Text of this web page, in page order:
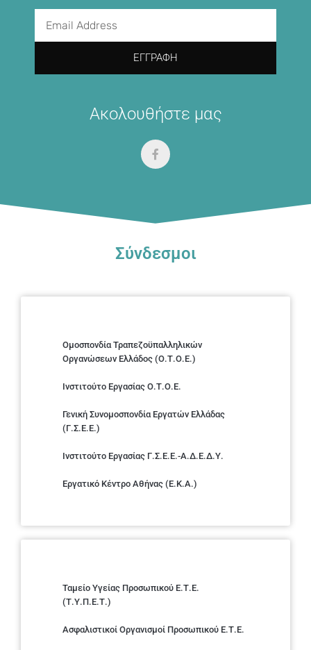
ΕΓΓΡΑΦΉ
Ακολουθήστε μας
Σύνδεσμοι
Ομοσπονδία Τραπεζοϋπαλληλικών
Οργανώσεων Ελλάδος (Ο.Τ.Ο.Ε.)
Ινστιτούτο Εργασίας Ο.Τ.Ο.Ε.
Γενική Συνομοσπονδία Εργατών Ελλάδας
(Γ.Σ.Ε.Ε.)
Ινστιτούτο Εργασίας Γ.Σ.Ε.Ε.-Α.Δ.Ε.Δ.Υ.
Εργατικό Κέντρο Αθήνας (Ε.Κ.Α.)
Ταμείο Υγείας Προσωπικού Ε.Τ.Ε.
(Τ.Υ.Π.Ε.Τ.)
Ασφαλιστικοί Οργανισμοί Προσωπικού Ε.Τ.Ε.